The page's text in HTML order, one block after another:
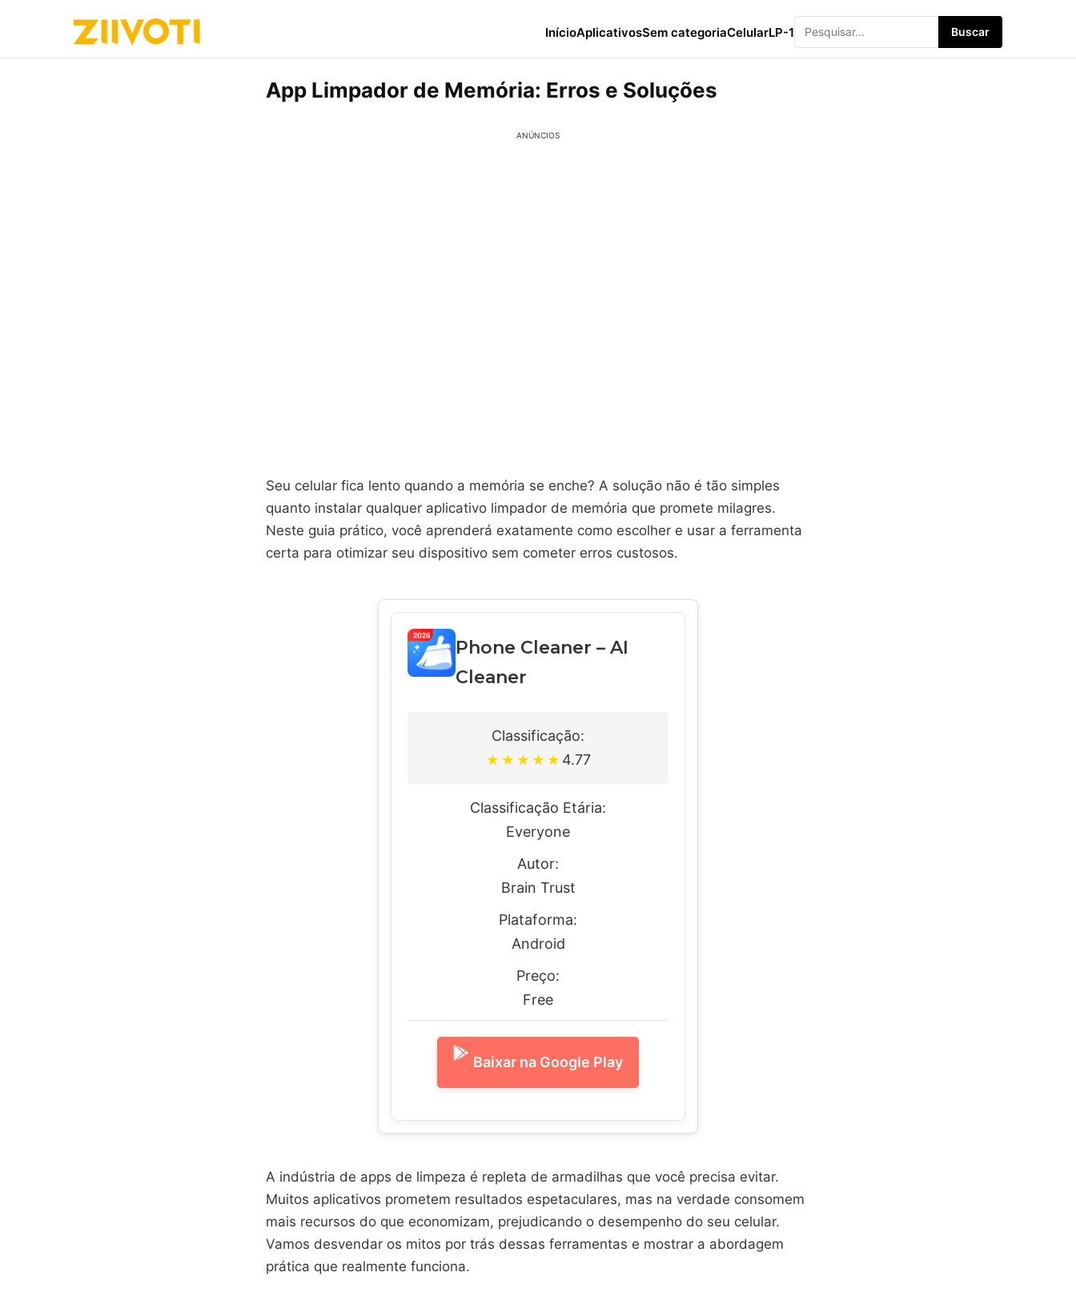
InícioAplicativosSem categoriaCelularLP-1 Buscar
App Limpador de Memória: Erros e Soluções
ANÚNCIOS
Seu celular fica lento quando a memória se enche? A solução não é tão simples
quanto instalar qualquer aplicativo limpador de memória que promete milagres.
Neste guia prático, você aprenderá exatamente como escolher e usar a ferramenta
certa para otimizar seu dispositivo sem cometer erros custosos.
Phone Cleaner – AI
Cleaner
Classificação:
★ ★ ★ ★ ★ 4.77
Classificação Etária:
Everyone
Autor:
Brain Trust
Plataforma:
Android
Preço:
Free
Baixar na Google Play
A indústria de apps de limpeza é repleta de armadilhas que você precisa evitar.
Muitos aplicativos prometem resultados espetaculares, mas na verdade consomem
mais recursos do que economizam, prejudicando o desempenho do seu celular.
Vamos desvendar os mitos por trás dessas ferramentas e mostrar a abordagem
prática que realmente funciona.